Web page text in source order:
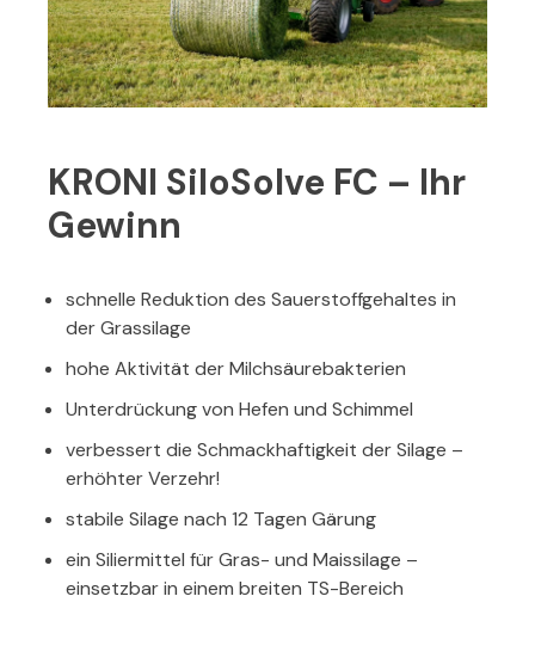
KRONI SiloSolve FC – Ihr
Gewinn
schnelle Reduktion des Sauerstoffgehaltes in
der Grassilage
hohe Aktivität der Milchsäurebakterien
Unterdrückung von Hefen und Schimmel
verbessert die Schmackhaftigkeit der Silage –
erhöhter Verzehr!
stabile Silage nach 12 Tagen Gärung
ein Siliermittel für Gras- und Maissilage –
einsetzbar in einem breiten TS-Bereich